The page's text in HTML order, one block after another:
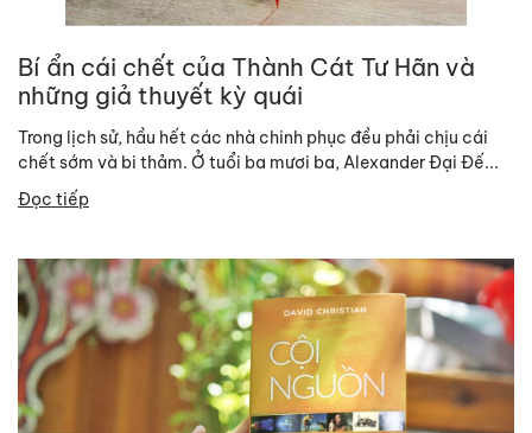
Bí ẩn cái chết của Thành Cát Tư Hãn và
những giả thuyết kỳ quái
Trong lịch sử, hầu hết các nhà chinh phục đều phải chịu cái
chết sớm và bi thảm. Ở tuổi ba mươi ba, Alexander Đại Đế...
Đọc tiếp